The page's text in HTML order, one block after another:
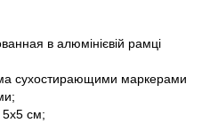
в алюмінієвій рамці
сухостирающими маркерами
5х5 см;